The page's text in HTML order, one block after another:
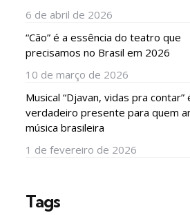
6 de abril de 2026
“Cão” é a essência do teatro que
precisamos no Brasil em 2026
10 de março de 2026
Musical “Djavan, vidas pra contar”
verdadeiro presente para quem
música brasileira
1 de fevereiro de 2026
Tags